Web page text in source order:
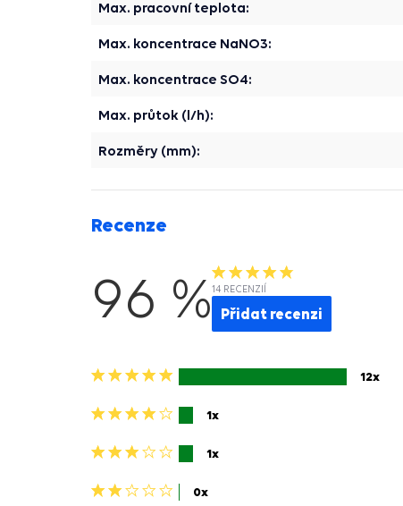
Max. pracovní teplota:
Max. koncentrace NaNO3:
Max. koncentrace SO4:
Max. průtok (l/h):
Rozměry (mm):
Recenze
96 %14 RECENZIÍ
Přidat recenzi
5
12x
4
1x
3
1x
2
0x